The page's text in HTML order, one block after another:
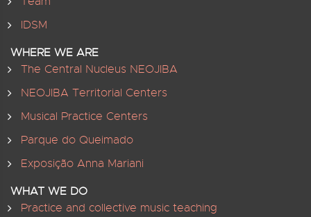
IDSM
WHERE WE ARE
The Central Nucleus NEOJIBA
NEOJIBA Territorial Centers
Musical Practice Centers
Parque do Queimado
Exposição Anna Mariani
WHAT WE DO
Practice and collective music teaching